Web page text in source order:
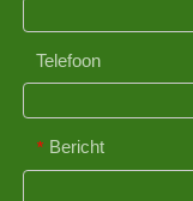
Telefoon
* Bericht